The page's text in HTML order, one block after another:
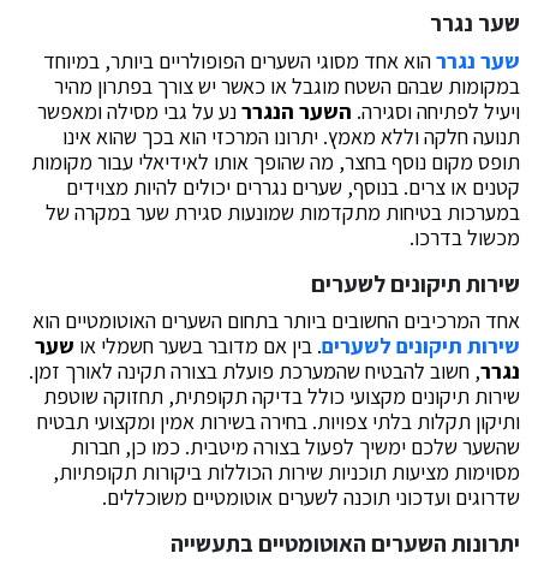
שער נגרר
שער נגררהוא אחד מסוגי השערים הפופולריים ביותר, במיוחד
במקומות שבהם השטח מוגבל או כאשר יש צורך בפתרון מהיר
ויעיל לפתיחה וסגירה. השער הנגררנע על גבי מסילה ומאפשר
תנועה חלקה וללא מאמץ. יתרונו המרכזי הוא בכך שהוא אינו
תופס מקום נוסף בחצר, מה שהופך אותו לאידיאלי עבור מקומות
קטנים או צרים. בנוסף, שערים נגררים יכולים להיות מצוידים
במערכות בטיחות מתקדמות שמונעות סגירת שער במקרה של
מכשול בדרכו.
שירות תיקונים לשערים
אחד המרכיבים החשובים ביותר בתחום השערים האוטומטיים הוא
שירות תיקונים לשערים. בין אם מדובר בשער חשמלי או שער
נגרר, חשוב להבטיח שהמערכת פועלת בצורה תקינה לאורך זמן.
שירות תיקונים מקצועי כולל בדיקה תקופתית, תחזוקה שוטפת
ותיקון תקלות בלתי צפויות. בחירה בשירות אמין ומקצועי תבטיח
שהשער שלכם ימשיך לפעול בצורה מיטבית. כמו כן, חברות
מסוימות מציעות תוכניות שירות הכוללות ביקורות תקופתיות,
שדרוגים ועדכוני תוכנה לשערים אוטומטיים משוכללים.
יתרונות השערים האוטומטיים בתעשייה